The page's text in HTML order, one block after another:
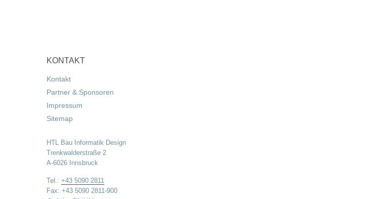
KONTAKT
Kontakt
Partner & Sponsoren
Impressum
Sitemap
HTL Bau Informatik Design
Trenkwalderstraße 2
A-6026 Innsbruck
Tel.: +43 5090 2811
Fax: +43 5090 2811-900